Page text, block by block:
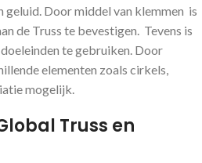
geluid. Door middel van klemmen is
de Truss te bevestigen. Tevens is
te gebruiken. Door
elementen zoals cirkels,
mogelijk.
Truss en